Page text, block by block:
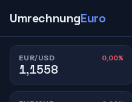
UmrechnungEuro
EUR/USD 0,00%
1,1558